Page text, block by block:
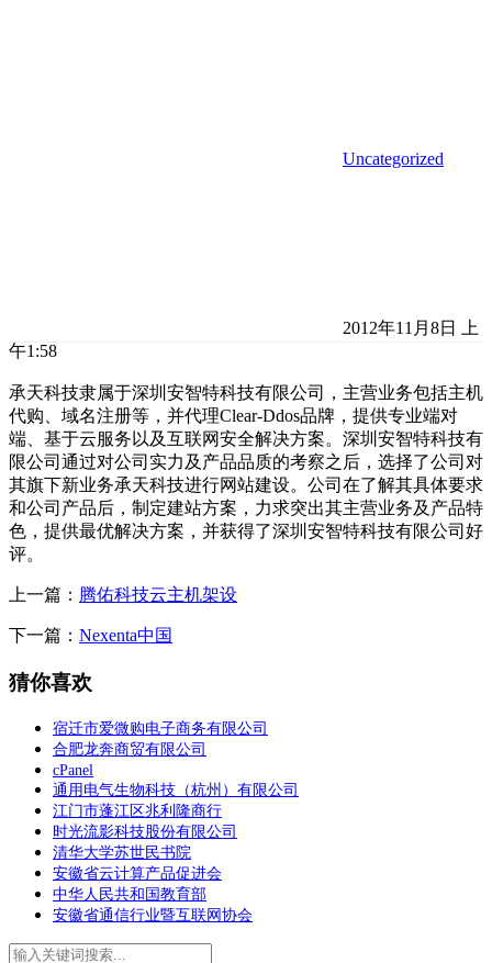
Uncategorized
2012年11月8日 上
午1:58
承天科技隶属于深圳安智特科技有限公司，主营业务包括主机
代购、域名注册等，并代理Clear-Ddos品牌，提供专业端对
端、基于云服务以及互联网安全解决方案。深圳安智特科技有
限公司通过对公司实力及产品品质的考察之后，选择了公司对
其旗下新业务承天科技进行网站建设。公司在了解其具体要求
和公司产品后，制定建站方案，力求突出其主营业务及产品特
色，提供最优解决方案，并获得了深圳安智特科技有限公司好
评。
上一篇： 腾佑科技云主机架设
下一篇： Nexenta中国
猜你喜欢
宿迁市爱微购电子商务有限公司
合肥龙奔商贸有限公司
cPanel
通用电气生物科技（杭州）有限公司
江门市蓬江区兆利隆商行
时光流影科技股份有限公司
清华大学苏世民书院
安徽省云计算产品促进会
中华人民共和国教育部
安徽省通信行业暨互联网协会